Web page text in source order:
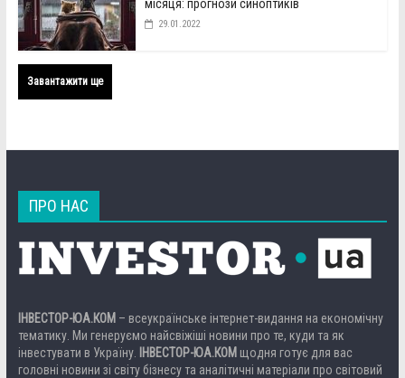
місяця: прогнози синоптиків
29.01.2022
Завантажити ще
ПРО НАС
ІНВЕСТОР-ЮА.КОМ – всеукраїнське інтернет-видання на економічну
тематику. Ми генеруємо найсвіжіші новини про те, куди та як
інвестувати в Україну.
ІНВЕСТОР-ЮА.КОМ щодня готує для вас
головні новини зі світу бізнесу та аналітичні матеріали про світовий